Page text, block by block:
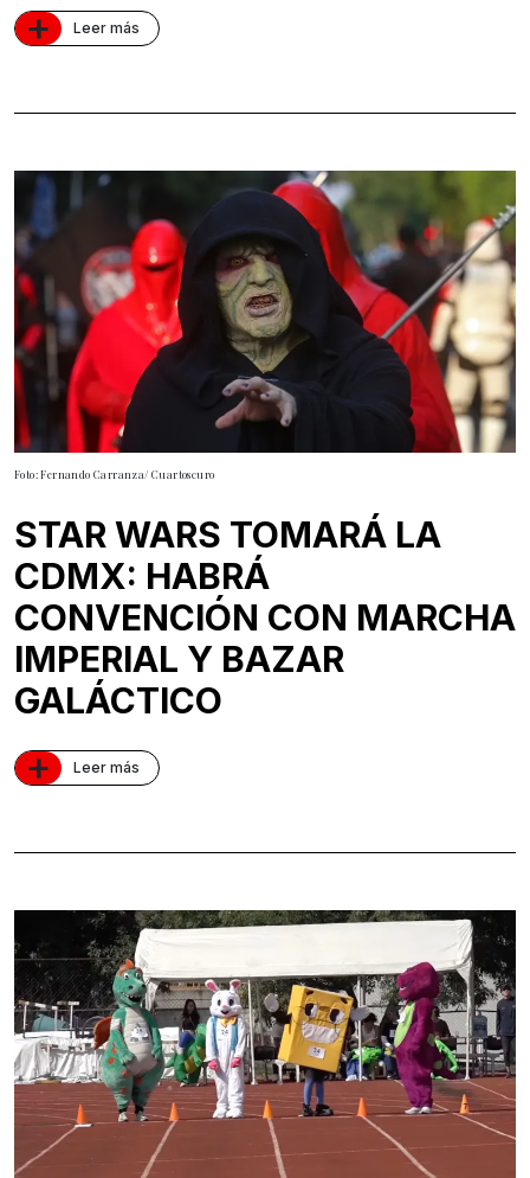
+ Leer más
Foto: Fernando Carranza/ Cuartoscuro
STAR WARS TOMARÁ LA
CDMX: HABRÁ
CONVENCIÓN CON MARCHA
IMPERIAL Y BAZAR
GALÁCTICO
+ Leer más